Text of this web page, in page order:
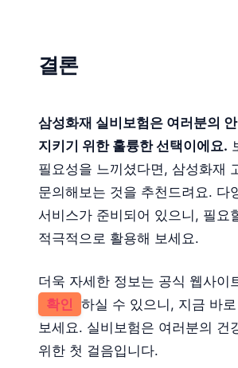
결론
삼성화재 실비보험은 여러분의
지키기 위한 훌륭한 선택이에요.
필요성을 느끼셨다면, 삼성화재
문의해보는 것을 추천드려요. 다
서비스가 준비되어 있으니, 필요
적극적으로 활용해 보세요.
더욱 자세한 정보는 공식 웹사이
확인 하실 수 있으니, 지금 바로
보세요. 실비보험은 여러분의 건
위한 첫 걸음입니다.